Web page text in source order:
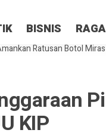
BISNIS
2×24 jam di Kota
Terbakar
Hibah
Ratusan Botol
KIP